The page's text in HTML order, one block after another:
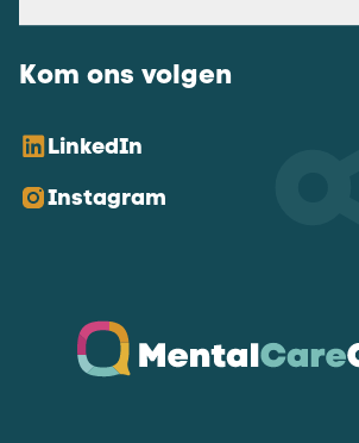
Kom ons volgen
LinkedIn
Instagram